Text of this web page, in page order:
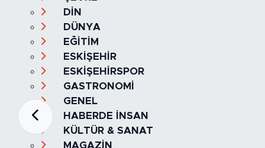
DİN
DÜNYA
EĞİTİM
ESKİŞEHİR
ESKİŞEHİRSPOR
GASTRONOMİ
GENEL
HABERDE İNSAN
KÜLTÜR & SANAT
MAGAZİN